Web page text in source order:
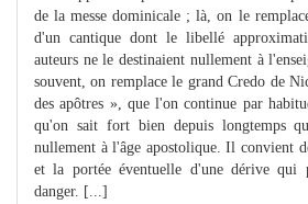
de la messe dominicale ; là, on le
d'un cantique dont le libellé
auteurs ne le destinaient nullement à
souvent, on remplace le grand Credo de
des apôtres », que l'on continue par
qu'on sait fort bien depuis longtemps
nullement à l'âge apostolique. Il convient
et la portée éventuelle d'une dérive qui
danger. [...]